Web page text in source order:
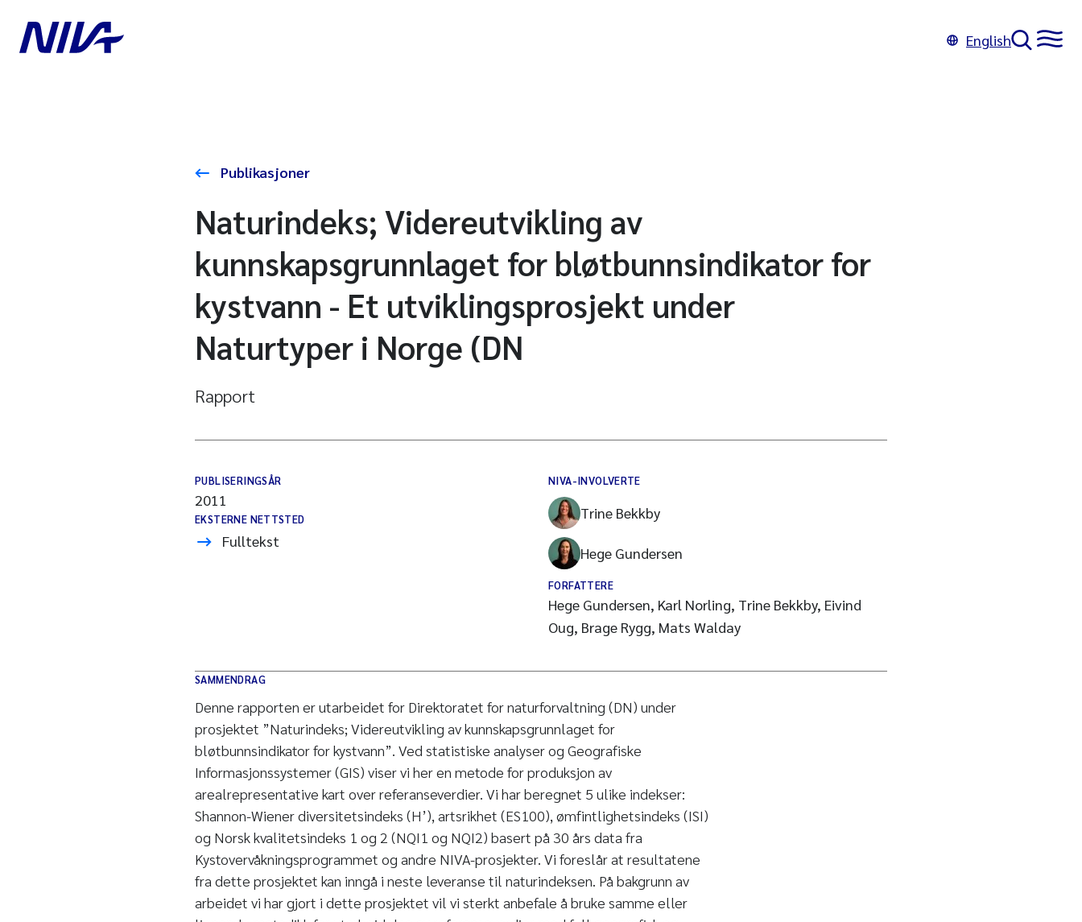
English
Publikasjoner
Naturindeks; Videreutvikling av
kunnskapsgrunnlaget for bløtbunnsindikator for
kystvann - Et utviklingsprosjekt under
Naturtyper i Norge (DN
Rapport
PUBLISERINGSÅR
2011
EKSTERNE NETTSTED
Fulltekst
NIVA-INVOLVERTE
Trine Bekkby
Hege Gundersen
FORFATTERE
Hege Gundersen, Karl Norling, Trine Bekkby, Eivind
Oug, Brage Rygg, Mats Walday
SAMMENDRAG
Denne rapporten er utarbeidet for Direktoratet for naturforvaltning (DN) under
prosjektet ”Naturindeks; Videreutvikling av kunnskapsgrunnlaget for
bløtbunnsindikator for kystvann”. Ved statistiske analyser og Geografiske
Informasjonssystemer (GIS) viser vi her en metode for produksjon av
arealrepresentative kart over referanseverdier. Vi har beregnet 5 ulike indekser:
Shannon-Wiener diversitetsindeks (H’), artsrikhet (ES100), ømfintlighetsindeks (ISI)
og Norsk kvalitetsindeks 1 og 2 (NQI1 og NQI2) basert på 30 års data fra
Kystovervåkningsprogrammet og andre NIVA-prosjekter. Vi foreslår at resultatene
fra dette prosjektet kan inngå i neste leveranse til naturindeksen. På bakgrunn av
arbeidet vi har gjort i dette prosjektet vil vi sterkt anbefale å bruke samme eller